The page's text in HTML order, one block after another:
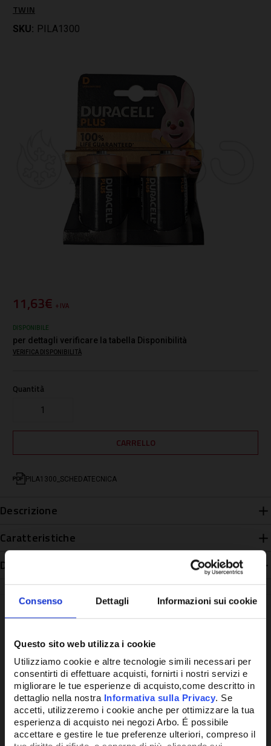
Consenso Dettagli Informazioni sui cookie
Questo sito web utilizza i cookie
Utilizziamo cookie e altre tecnologie simili necessari per
consentirti di effettuare acquisti, fornirti i nostri servizi e
migliorare le tue esperienze di acquisto,come descritto in
dettaglio nella nostra Informativa sulla Privacy. Se
accetti, utilizzeremo i cookie anche per ottimizzare la tua
esperienza di acquisto nei negozi Arbo. É possibile
accettare e gestire le tue preferenze ulteriori, compreso il
TWIN
SKU: PILA1300
11,63€ + IVA
DISPONIBILE
per dettagli verificare la tabella Disponibilità
VERIFICA DISPONIBILITÀ
Quantità
PILA1300_SCHEDATECNICA
Descrizione
Caratteristiche
Disponibilità
Potrebbe anche interessarti